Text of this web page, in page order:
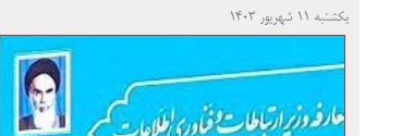
یکشنبه ۱۱ شهریور ۱۴۰۳